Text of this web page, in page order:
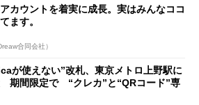
カウントを着実に成長。実はみんなココ
ます。
合同会社）
が使えない”改札、東京メトロ上野駅に
期間限定で “クレカ”と“QRコード”専